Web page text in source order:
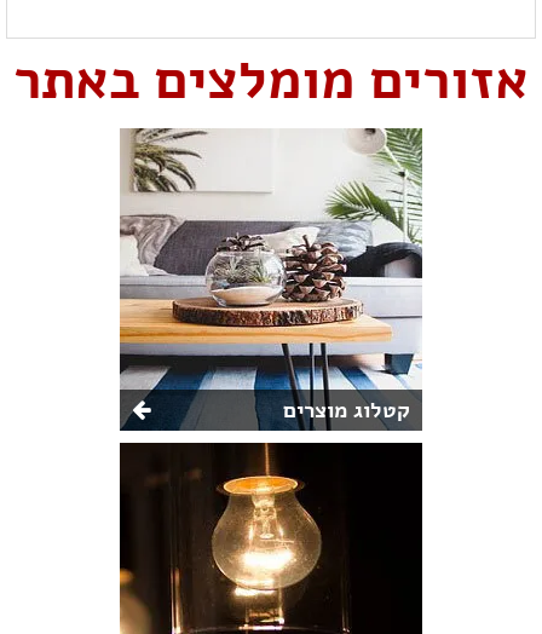
אזורים מומלצים באתר
קטלוג מוצרים